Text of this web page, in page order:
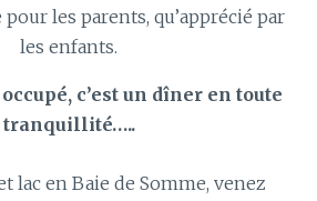
les parents, qu’apprécié par
les enfants.
c’est un dîner en toute
tranquillité…..
lac en Baie de Somme, venez